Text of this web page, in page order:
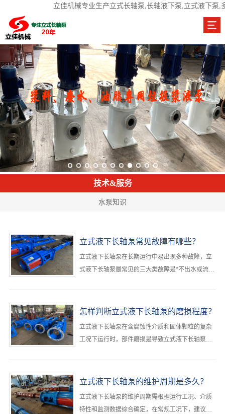
立佳机械专业生产立式长轴泵,长轴液下泵,立式液下
技术&服务
水泵知识
立式液下长轴泵常见故障有哪些？
立式液下长轴泵在长期运行中易出现多种故障，‌立
式液下长轴泵最常见的三大类故障是“不出水或流量
本诱因，占现场故障案例的80%以上‌。···
怎样判断立式液下长轴泵的磨损程度？
​立式液下长轴泵在含腐蚀性介质和固体颗粒的复杂
工况下运行时，部件磨损是导致立式液下长轴泵性
中压力下降超过20%、振动加剧和目视表面损伤是
立式液下长轴泵的维护周期是多久？
立式液下长轴泵的维护周期需根据运行工况、介质
特性和监测数据综合确定，‌在常规工况下，建议立